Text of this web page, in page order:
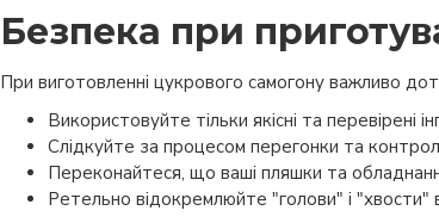
Безпека при
При виготовленні цукрового самогону важливо
Використовуйте тільки якісні та перевірені
Слідкуйте за процесом перегонки та
Переконайтеся, що ваші пляшки та
Ретельно відокремлюйте "голови" і "хвости"